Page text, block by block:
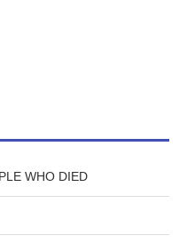
WHO DIED